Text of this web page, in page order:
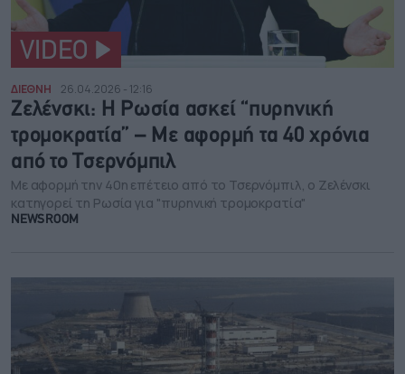
VIDEO
ΔΙΕΘΝΗ 26.04.2026 - 12:16
Ζελένσκι: Η Ρωσία ασκεί “πυρηνική
τρομοκρατία” – Με αφορμή τα 40 χρόνια
από το Τσερνόμπιλ
Με αφορμή την 40η επέτειο από το Τσερνόμπιλ, ο Ζελένσκι
κατηγορεί τη Ρωσία για "πυρηνική τρομοκρατία"
NEWSROOM